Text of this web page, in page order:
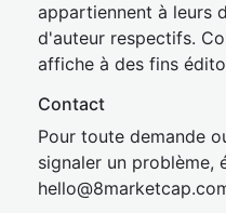
appartiennent à leurs
d'auteur respectifs.
affiche à des fins
Contact
Pour toute demande
signaler un problème,
hello@8market